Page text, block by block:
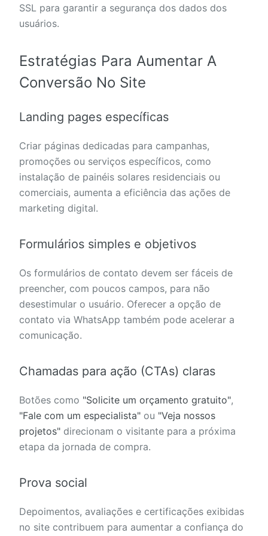
SSL para garantir a segurança dos dados dos
usuários.
Estratégias Para Aumentar A
Conversão No Site
Landing pages específicas
Criar páginas dedicadas para campanhas,
promoções ou serviços específicos, como
instalação de painéis solares residenciais ou
comerciais, aumenta a eficiência das ações de
marketing digital.
Formulários simples e objetivos
Os formulários de contato devem ser fáceis de
preencher, com poucos campos, para não
desestimular o usuário. Oferecer a opção de
contato via WhatsApp também pode acelerar a
comunicação.
Chamadas para ação (CTAs) claras
Botões como "Solicite um orçamento gratuito",
"Fale com um especialista" ou "Veja nossos
projetos" direcionam o visitante para a próxima
etapa da jornada de compra.
Prova social
Depoimentos, avaliações e certificações exibidas
no site contribuem para aumentar a confiança do